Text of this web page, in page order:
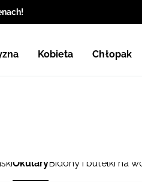
Kobieta Chłopak
OkularyBidony i butelki na